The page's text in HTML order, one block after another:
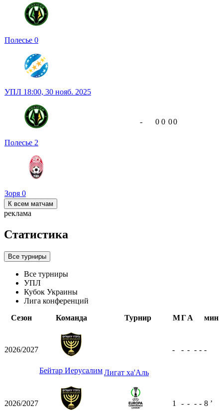
Полесье 0
УПЛ 18:00, 30 нояб. 2025
Полесье 2
Зоря 0
- 0 0 00
К всем матчам
реклама
Статистика
Все турниры
Все турниры
УПЛ
Кубок Украины
Лига конференций
Сезон
Команда Турнир МГА мин
2026/2027
Бейтар ИерусалимЛигат ха'Аль
- - - - - -
2026/2027 1 - - - - 8 ʼ